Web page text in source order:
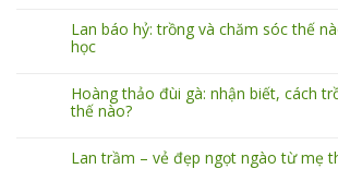
Lan báo hỷ: trồng và chăm sóc thế
học
Hoàng thảo đùi gà: nhận biết, cách
thế nào?
Lan trầm – vẻ đẹp ngọt ngào từ mẹ